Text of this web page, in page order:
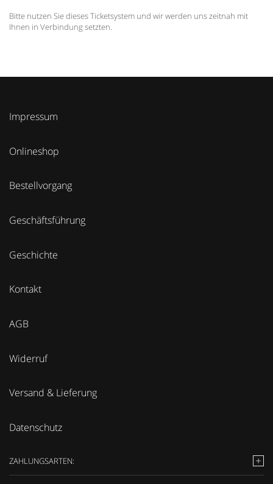
Bitte nutzen Sie dieses Ticketsystem und wir werden uns zeitnah mit
Ihnen in Verbindung setzten.
Impressum
Onlineshop
Bestellvorgang
Geschäftsführung
Geschichte
Kontakt
AGB
Widerruf
Versand & Lieferung
Datenschutz
ZAHLUNGSARTEN: